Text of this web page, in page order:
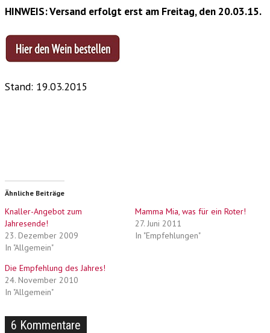
HINWEIS: Versand erfolgt erst am Freitag, den 20.03.15.
Stand: 19.03.2015
Ähnliche Beiträge
Knaller-Angebot zum
Jahresende!
23. Dezember 2009
In "Allgemein"
Mamma Mia, was für ein Roter!
27. Juni 2011
In "Empfehlungen"
Die Empfehlung des Jahres!
24. November 2010
In "Allgemein"
6 Kommentare